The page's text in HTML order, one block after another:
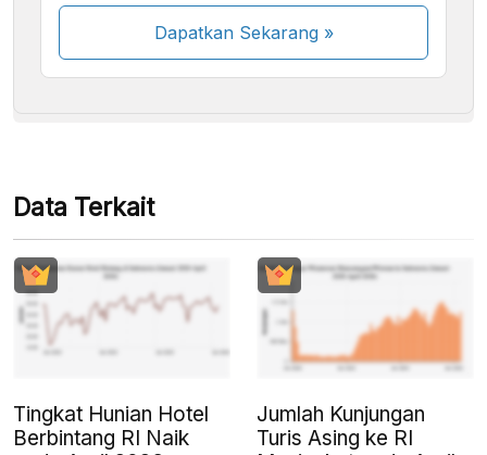
Dapatkan Sekarang»
Beberapa metode pembayaran masih dalam
Data Terkait
Tingkat Hunian Hotel
Berbintang RI Naik
Jumlah Kunjungan
Turis Asing ke RI